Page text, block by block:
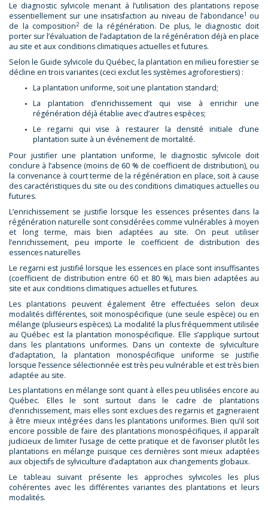
Le diagnostic sylvicole menant à l’utilisation des plantations repose
essentiellement sur une insatisfaction au niveau de l’abondance1 ou
de la composition2de la régénération. De plus, le diagnostic doit
porter sur l’évaluation de l’adaptation de la régénération déjà en place
au site et aux conditions climatiques actuelles et futures.
Selon le Guide sylvicole du Québec, la plantation en milieu forestier se
décline en trois variantes (ceci exclut les systèmes agroforestiers) :
La plantation uniforme, soit une plantation standard;
La plantation d’enrichissement qui vise à enrichir une
régénération déjà établie avec d’autres espèces;
Le regarni qui vise à restaurer la densité initiale d’une
plantation suite à un événement de mortalité.
Pour justifier une plantation uniforme, le diagnostic sylvicole doit
conclure à l’absence (moins de 60 % de coefficient de distribution), ou
la convenance à court terme de la régénération en place, soit à cause
des caractéristiques du site ou des conditions climatiques actuelles ou
futures.
L’enrichissement se justifie lorsque les essences présentes dans la
régénération naturelle sont considérées comme vulnérables à moyen
et long terme, mais bien adaptées au site. On peut utiliser
l’enrichissement, peu importe le coefficient de distribution des
essences naturelles
Le regarni est justifié lorsque les essences en place sont insuffisantes
(coefficient de distribution entre 60 et 80 %), mais bien adaptées au
site et aux conditions climatiques actuelles et futures.
Les plantations peuvent également être effectuées selon deux
modalités différentes, soit monospécifique (une seule espèce) ou en
mélange (plusieurs espèces). La modalité la plus fréquemment utilisée
au Québec est la plantation monospécifique. Elle s’applique surtout
dans les plantations uniformes. Dans un contexte de sylviculture
d’adaptation, la plantation monospécifique uniforme se justifie
lorsque l’essence sélectionnée est très peu vulnérable et est très bien
adaptée au site.
Les plantations en mélange sont quant à elles peu utilisées encore au
Québec. Elles le sont surtout dans le cadre de plantations
d’enrichissement, mais elles sont exclues des regarnis et gagneraient
à être mieux intégrées dans les plantations uniformes. Bien qu’il soit
encore possible de faire des plantations monospécifiques, il apparaît
judicieux de limiter l’usage de cette pratique et de favoriser plutôt les
plantations en mélange puisque ces dernières sont mieux adaptées
aux objectifs de sylviculture d’adaptation aux changements globaux.
Le tableau suivant présente les approches sylvicoles les plus
cohérentes avec les différentes variantes des plantations et leurs
modalités.